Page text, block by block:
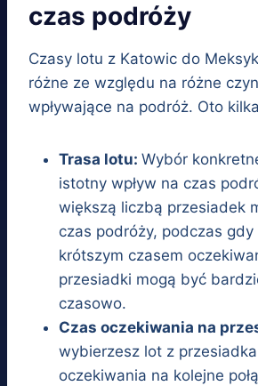
czas podróży
Czasy lotu z Katowic do
różne ze względu na różne
wpływające na podróż. Oto
Trasa lotu: Wybór
istotny wpływ na czas
większą liczbą przesiadek
czas podróży, podczas
krótszym czasem
przesiadki mogą być
czasowo.
Czas oczekiwania na
wybierzesz lot z
oczekiwania na kolejne